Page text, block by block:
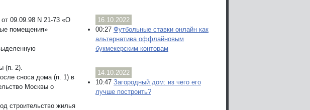
09.09.98 N 21-73 «О
помещения»
(п. 2).
сноса дома (п. 1) в
Москвы о
строительство жилья
16.10.2022
00:27 Футбольные ставки онлайн как
альтернатива оффлайновым
букмекерским конторам
14.10.2022
10:47 Загородный дом: из чего его
лучше построить?